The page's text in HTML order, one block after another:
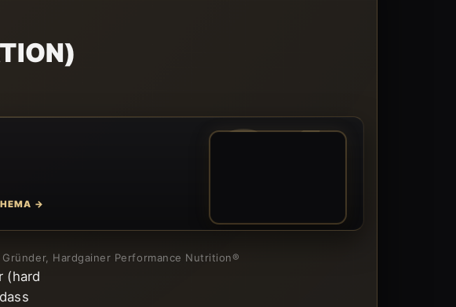
01
→
Gründer, Hardgainer Performance Nutrition®
(hard